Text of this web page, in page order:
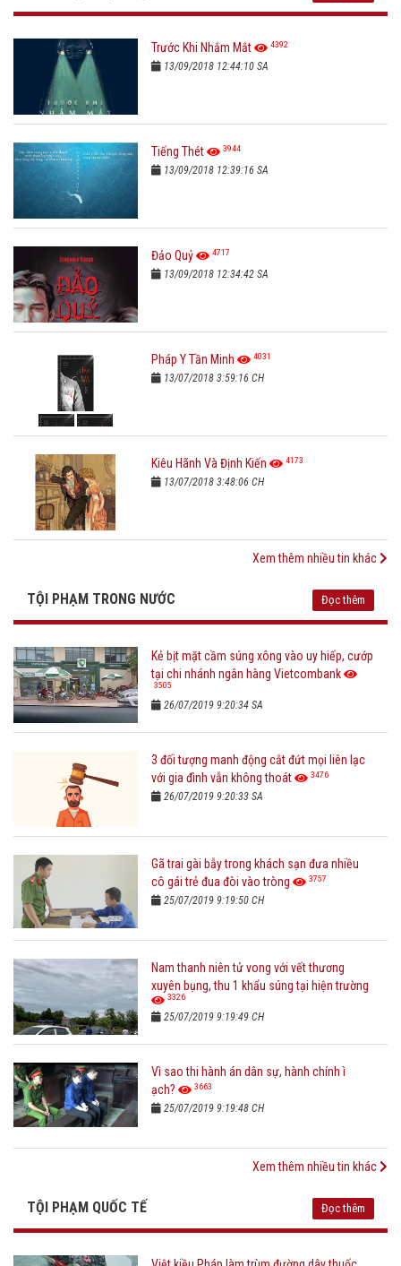
Trước Khi Nhắm Mắt 4392
13/09/2018 12:44:10 SA
Tiếng Thét 3944
13/09/2018 12:39:16 SA
Đảo Quỷ 4717
13/09/2018 12:34:42 SA
Pháp Y Tần Minh 4031
13/07/2018 3:59:16 CH
Kiêu Hãnh Và Định Kiến 4173
13/07/2018 3:48:06 CH
Xem thêm nhiều tin khác
TỘI PHẠM TRONG NƯỚC Đọc thêm
Kẻ bịt mặt cầm súng xông vào uy hiếp, cướp
tại chi nhánh ngân hàng Vietcombank
3505
26/07/2019 9:20:34 SA
3 đối tượng manh động cắt đứt mọi liên lạc
với gia đình vẫn không thoát
3476
26/07/2019 9:20:33 SA
Gã trai gài bẫy trong khách sạn đưa nhiều
cô gái trẻ đua đòi vào tròng
3757
25/07/2019 9:19:50 CH
Nam thanh niên tử vong với vết thương
xuyên bụng, thu 1 khẩu súng tại hiện trường
3326
25/07/2019 9:19:49 CH
Vì sao thi hành án dân sự, hành chính ì
ạch?
3663
25/07/2019 9:19:48 CH
Xem thêm nhiều tin khác
TỘI PHẠM QUỐC TẾ Đọc thêm